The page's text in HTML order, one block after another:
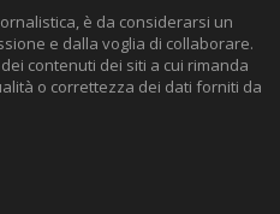
è da considerarsi un
e dalla voglia di collaborare.
contenuti dei siti a cui rimanda
o correttezza dei dati forniti da